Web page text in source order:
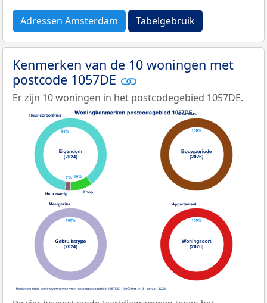
Adressen Amsterdam Tabelgebruik
Kenmerken van de 10 woningen met
postcode 1057DE
Er zijn 10 woningen in het postcodegebied 1057DE.